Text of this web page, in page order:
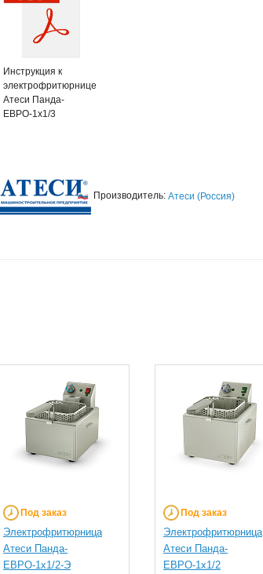
Инструкция к
электрофритюрнице
Атеси Панда-
ЕВРО-1х1/3
Производитель: Атеси (Россия)
Под заказ
Электрофритюрница
Атеси Панда-
ЕВРО-1х1/2-Э
Под заказ
Электрофритюрница
Атеси Панда-
ЕВРО-1х1/2